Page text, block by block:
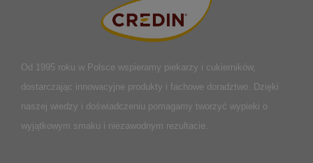
Od 1995 roku w Polsce wspieramy piekarzy i cukierników,
dostarczając innowacyjne produkty i fachowe doradztwo. Dzięki
naszej wiedzy i doświadczeniu pomagamy tworzyć wypieki o
wyjątkowym smaku i niezawodnym rezultacie.